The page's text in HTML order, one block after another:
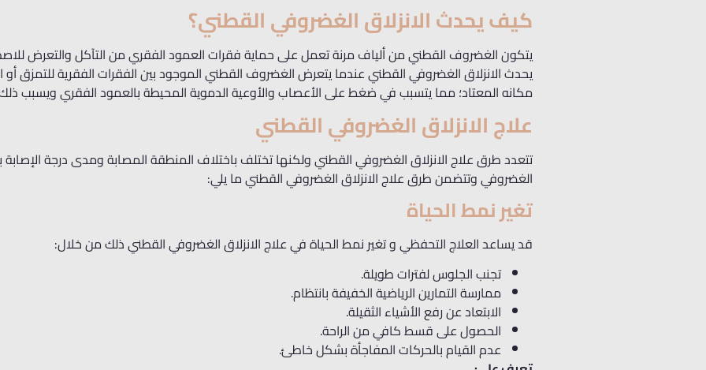
كيف يحدث الانزلاق الغضروفي القطني؟
يتكون الغضروف القطني من ألياف مرنة تعمل على حماية فقرات العمود الفقري من التآكل والتعرض
يحدث الانزلاق الغضروفي القطني عندما يتعرض الغضروف القطني الموجود بين الفقرات الفقرية للتمزق أو
مكانه المعتاد؛ مما يتسبب في ضغط على الأعصاب والأوعية الدموية المحيطة بالعمود الفقري ويسبب ذلك
علاج الانزلاق الغضروفي القطني
تتعدد طرق علاج الانزلاق الغضروفي القطني ولكنها تختلف باختلاف المنطقة المصابة ومدى درجة الإصابة
الغضروفي وتتضمن طرق علاج الانزلاق الغضروفي القطني ما يلي:
تغير نمط الحياة
قد يساعد العلاج التحفظي و تغير نمط الحياة في علاج الانزلاق الغضروفي القطني ذلك من خلال:
تجنب الجلوس لفترات طويلة.
ممارسة التمارين الرياضية الخفيفة بانتظام.
الابتعاد عن رفع الأشياء الثقيلة.
الحصول على قسط كافي من الراحة.
عدم القيام بالحركات المفاجأة بشكل خاطئ.